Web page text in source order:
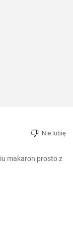
Nie lubię
makaron prosto z